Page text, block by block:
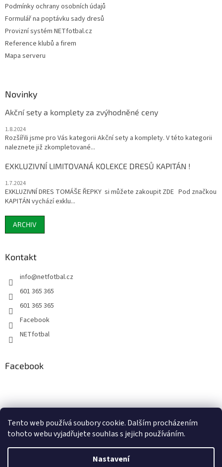
Tento web používá soubory cookie. Dalším procházením
tohoto webu vyjadřujete souhlas s jejich používáním.
Nastavení
Podmínky ochrany osobních údajů
Formulář na poptávku sady dresů
Provizní systém NETfotbal.cz
Reference klubů a firem
Mapa serveru
Novinky
Akční sety a komplety za zvýhodněné ceny
1.8.2024
Rozšířili jsme pro Vás kategorii Akční sety a komplety. V této kategorii
naleznete již zkompletované...
EXKLUZIVNÍ LIMITOVANÁ KOLEKCE DRESŮ KAPITÁN !
1.7.2024
EXKLUZIVNÍ DRES TOMÁŠE ŘEPKY si můžete zakoupit ZDE Pod značkou
KAPITÁN vychází exklu...
ARCHIV
Kontakt
info@netfotbal.cz
601 365 365
601 365 365
Facebook
NETfotbal
Facebook
Vytvořil Shoptet